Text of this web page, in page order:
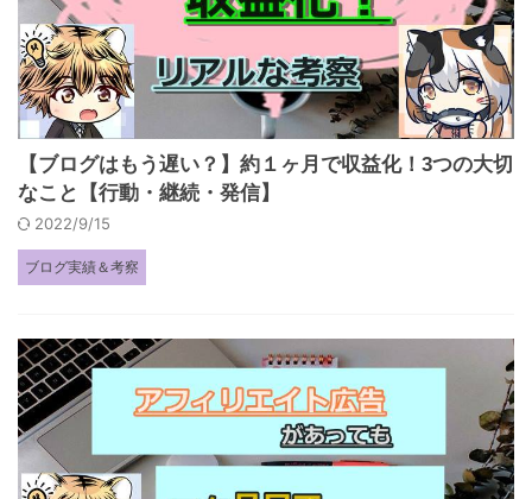
【ブログはもう遅い？】約１ヶ月で収益化！3つの大切
なこと【行動・継続・発信】
2022/9/15
ブログ実績＆考察